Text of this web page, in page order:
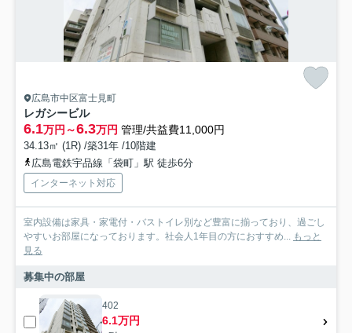
広島市中区富士見町
レガシービル
6.1万円～6.3万円 管理/共益費11,000円
34.13㎡ (1R) /築31年 /10階建
広島電鉄宇品線「袋町」駅 徒歩6分
インターネット対応
室内設備は家具・家電付・バストイレ別など豊富に揃っており、過ごし
やすいお部屋になっております。社会人1年目の方におすすめ... もっと
見る
募集中の部屋
402
6.1万円